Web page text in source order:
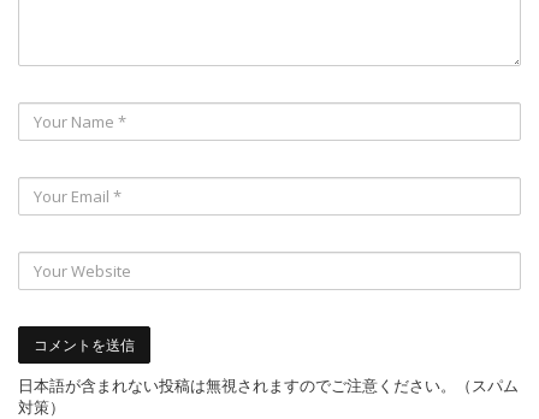
日本語が含まれない投稿は無視されますのでご注意ください。（スパム
対策）